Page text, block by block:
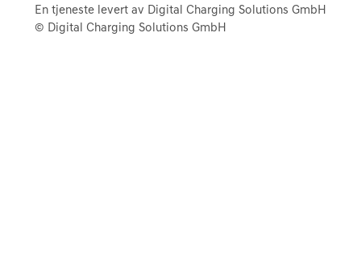
En tjeneste levert av Digital Charging Solutions GmbH
© Digital Charging Solutions GmbH